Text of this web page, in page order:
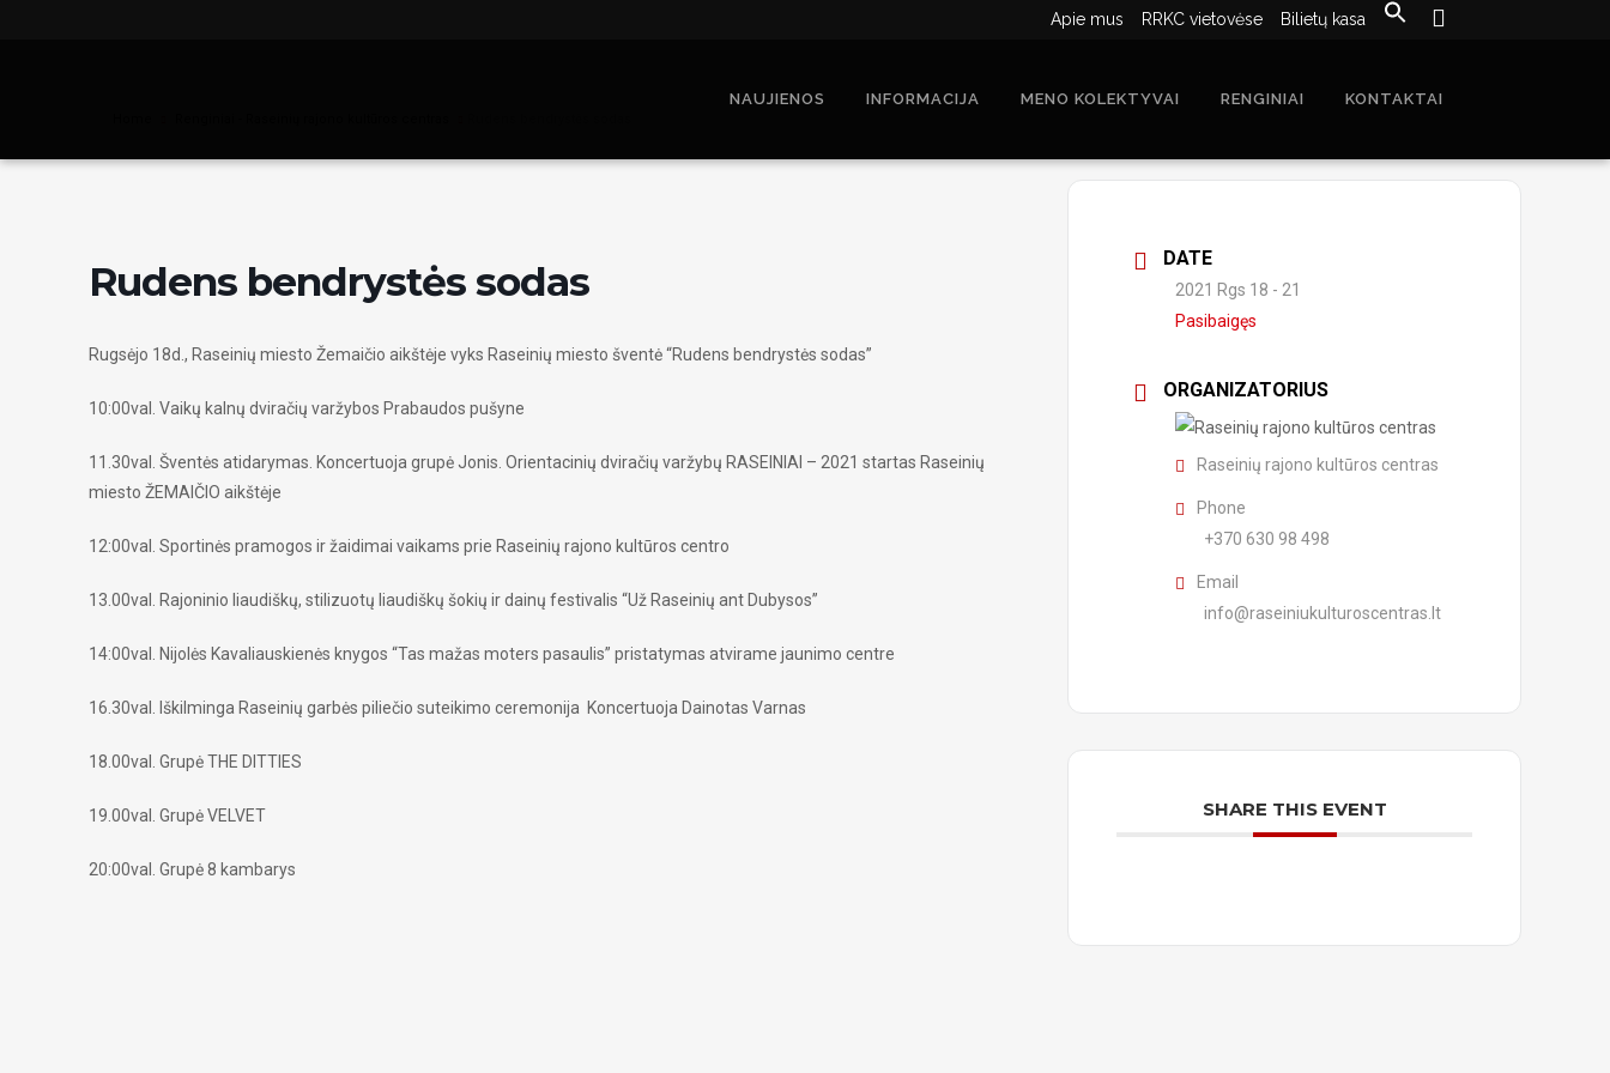
Apie mus RRKC vietovėse Bilietų kasa
NAUJIENOS INFORMACIJA MENO KOLEKTYVAI RENGINIAI KONTAKTAI
Rudens bendrystės sodas
Rugsėjo 18d., Raseinių miesto Žemaičio aikštėje vyks Raseinių miesto šventė “Rudens bendrystės sodas”
10:00val. Vaikų kalnų dviračių varžybos Prabaudos pušyne
11.30val. Šventės atidarymas. Koncertuoja grupė Jonis. Orientacinių dviračių varžybų RASEINIAI – 2021 startas Raseinių
miesto ŽEMAIČIO aikštėje
12:00val. Sportinės pramogos ir žaidimai vaikams prie Raseinių rajono kultūros centro
13.00val. Rajoninio liaudiškų, stilizuotų liaudiškų šokių ir dainų festivalis “Už Raseinių ant Dubysos”
14:00val. Nijolės Kavaliauskienės knygos “Tas mažas moters pasaulis” pristatymas atvirame jaunimo centre
16.30val. Iškilminga Raseinių garbės piliečio suteikimo ceremonija Koncertuoja Dainotas Varnas
18.00val. Grupė THE DITTIES
19.00val. Grupė VELVET
20:00val. Grupė 8 kambarys
DATE
2021 Rgs 18 - 21
Pasibaigęs
ORGANIZATORIUS
Raseinių rajono kultūros centras
Phone
+370 630 98 498
Email
info@raseiniukulturoscentras.lt
SHARE THIS EVENT